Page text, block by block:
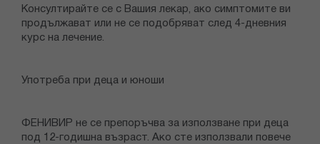
Консултирайте се с Вашия лекар, ако симптомите ви
продължават или не се подобряват след 4-дневния
курс на лечение.
Употреба при деца и юноши
ФЕНИВИР не се препоръчва за използване при деца
под 12-годишна възраст. Ако сте използвали повече